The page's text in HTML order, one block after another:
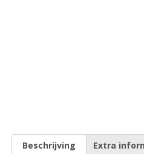
Beschrijving Extra